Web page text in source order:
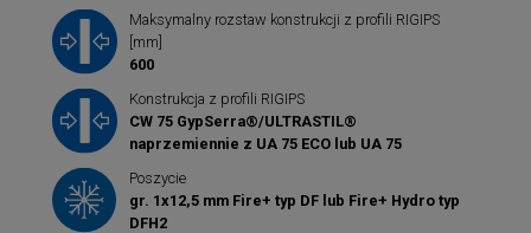
Maksymalny rozstaw konstrukcji z profili RIGIPS
[mm]
600
Konstrukcja z profili RIGIPS
CW 75 GypSerra®/ULTRASTIL®
naprzemiennie z UA 75 ECO lub UA 75
Poszycie
gr. 1x12,5 mm Fire+ typ DF lub Fire+ Hydro typ
DFH2